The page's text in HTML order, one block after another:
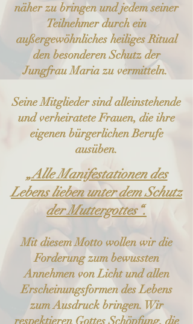
näher zu bringen und jedem seiner
Teilnehmer durch ein
außergewöhnliches heiliges Ritual
den besonderen Schutz der
Jungfrau Maria zu vermitteln.
Seine Mitglieder sind alleinstehende
und verheiratete Frauen, die ihre
eigenen bürgerlichen Berufe
ausüben.
„Alle Manifestationen des
Lebens lieben unter dem Schutz
der Muttergottes“.
Mit diesem Motto wollen wir die
Forderung zum bewussten
Annehmen von Licht und allen
Erscheinungsformen des Lebens
zum Ausdruck bringen. Wir
respektieren Gottes Schöpfung, die